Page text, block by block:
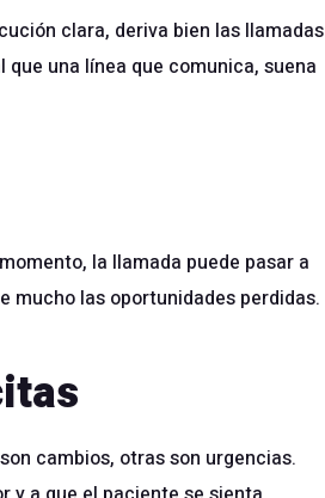
clara, deriva bien las llamadas
una línea que comunica, suena
la llamada puede pasar a
mucho las oportunidades perdidas.
cambios, otras son urgencias.